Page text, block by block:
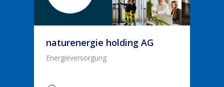
naturenergie holding AG
Energieversorgung